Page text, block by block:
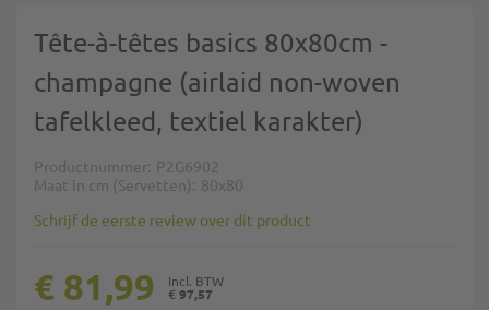
Tête-à-têtes basics 80x80cm -
champagne (airlaid non-woven
tafelkleed, textiel karakter)
Productnummer P2G6902
Maat in cm (Servetten)
80x80
Schrijf de eerste review over dit product
€ 97,57
€ 81,99